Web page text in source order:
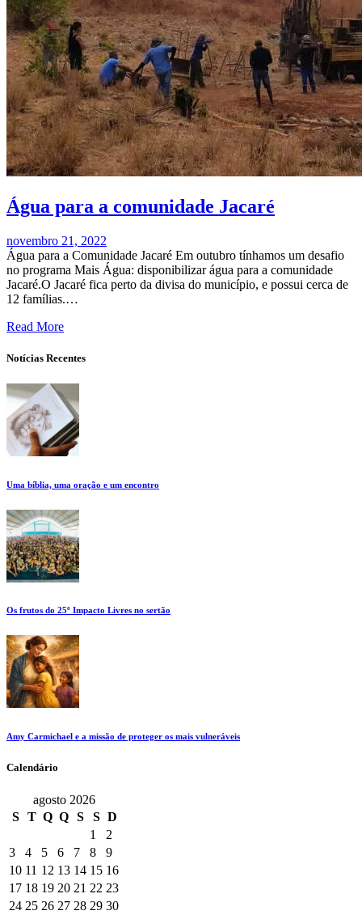
Água para a comunidade Jacaré
novembro 21, 2022
Água para a Comunidade Jacaré Em outubro tínhamos um desafio
no programa Mais Água: disponibilizar água para a comunidade
Jacaré.O Jacaré fica perto da divisa do município, e possui cerca de
12 famílias.…
Read More
Notícias Recentes
Uma bíblia, uma oração e um encontro
Os frutos do 25º Impacto Livres no sertão
Amy Carmichael e a missão de proteger os mais vulneráveis
Calendário
agosto 2026
S
T Q Q S S D
1
2
3
4 5 6 7 8
9
10 11 12 13 14 15 16
17 18 19 20 21 22 23
24 25 26 27 28 29 30